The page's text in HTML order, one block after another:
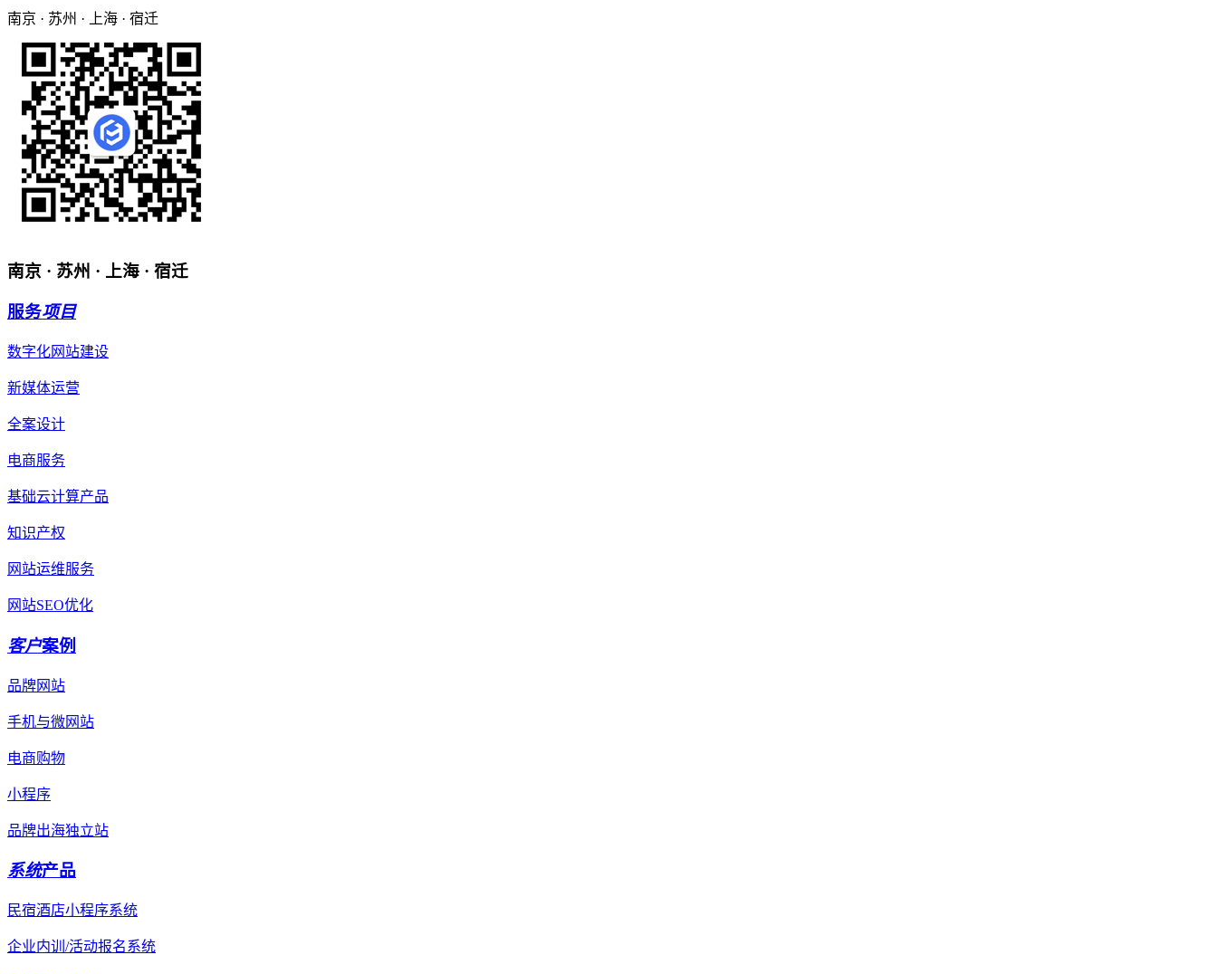
南京 · 苏州 · 上海 · 宿迁
南京 · 苏州 · 上海 · 宿迁
服务项目
数字化网站建设
新媒体运营
全案设计
电商服务
基础云计算产品
知识产权
网站运维服务
网站SEO优化
客户案例
品牌网站
手机与微网站
电商购物
小程序
品牌出海独立站
系统产品
民宿酒店小程序系统
企业内训/活动报名系统